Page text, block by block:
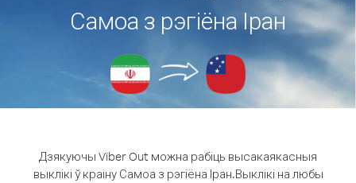
Самоа з рэгіёна Іран
Дзякуючы Viber Out можна рабіць высакаякасныя
выклікі ў краіну Самоа з рэгіёна Іран.Выклікі на любы